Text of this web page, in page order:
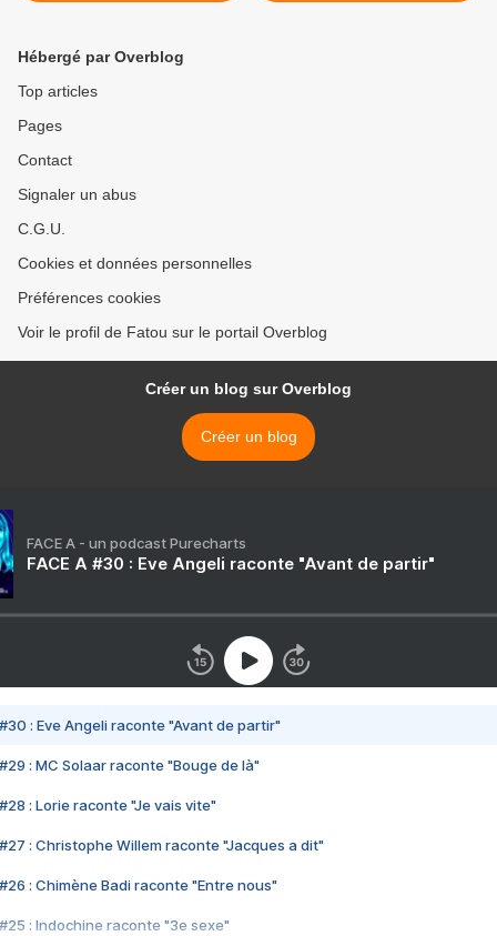
Hébergé par Overblog
Top articles
Pages
Contact
Signaler un abus
C.G.U.
Cookies et données personnelles
Préférences cookies
Voir le profil de Fatou sur le portail Overblog
Créer un blog sur Overblog
Créer un blog
FACE A - un podcast Purecharts
FACE A #30 : Eve Angeli raconte "Avant de partir"
#30 : Eve Angeli raconte "Avant de partir"
#29 : MC Solaar raconte "Bouge de là"
#28 : Lorie raconte "Je vais vite"
#27 : Christophe Willem raconte "Jacques a dit"
#26 : Chimène Badi raconte "Entre nous"
#25 : Indochine raconte "3e sexe"